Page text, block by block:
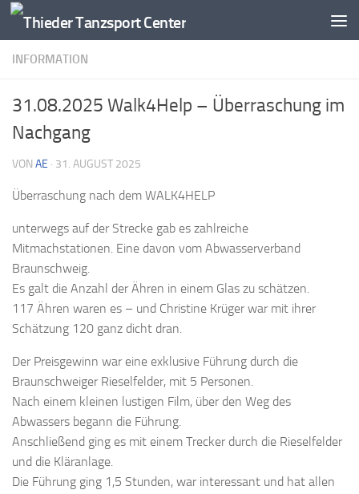
Zum Inhalt springen
INFORMATION
31.08.2025 Walk4Help – Überraschung im
Nachgang
VON AE · 31. AUGUST 2025
Überraschung nach dem WALK4HELP
unterwegs auf der Strecke gab es zahlreiche
Mitmachstationen. Eine davon vom Abwasserverband
Braunschweig.
Es galt die Anzahl der Ähren in einem Glas zu schätzen.
117 Ähren waren es – und Christine Krüger war mit ihrer
Schätzung 120 ganz dicht dran.
Der Preisgewinn war eine exklusive Führung durch die
Braunschweiger Rieselfelder, mit 5 Personen.
Nach einem kleinen lustigen Film, über den Weg des
Abwassers begann die Führung.
Anschließend ging es mit einem Trecker durch die Rieselfelder
und die Kläranlage.
Die Führung ging 1,5 Stunden, war interessant und hat allen